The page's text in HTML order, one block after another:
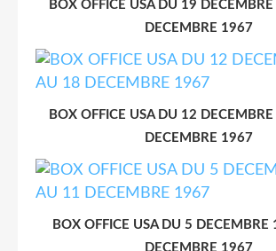
BOX OFFICE USA DU 19
DECEMBRE 1967
BOX OFFICE USA DU 12
DECEMBRE 1967
BOX OFFICE USA DU 5
DECEMBRE 1967